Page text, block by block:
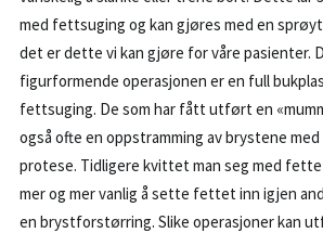
med fettsuging og kan gjøres med en
det er dette vi kan gjøre for våre pasienter.
figurformende operasjonen er en full
fettsuging. De som har fått utført en
også ofte en oppstramming av brystene
protese. Tidligere kvittet man seg med
mer og mer vanlig å sette fettet inn igjen
en brystforstørring. Slike operasjoner kan